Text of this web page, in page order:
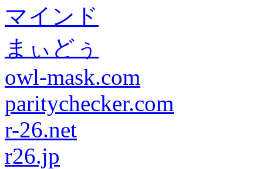
マインド
まぃどぅ
owl-mask.com
paritychecker.com
r-26.net
r26.jp